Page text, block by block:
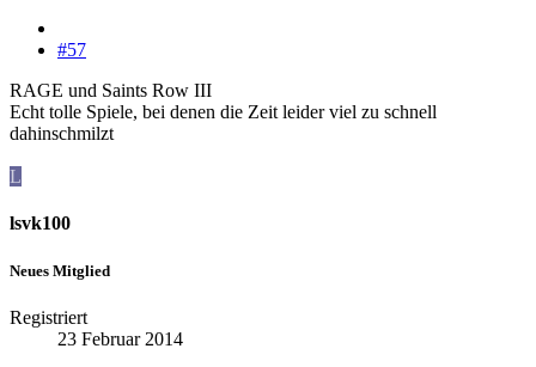
#57
RAGE und Saints Row III
Echt tolle Spiele, bei denen die Zeit leider viel zu schnell
dahinschmilzt
L
lsvk100
Neues Mitglied
Registriert
23 Februar 2014